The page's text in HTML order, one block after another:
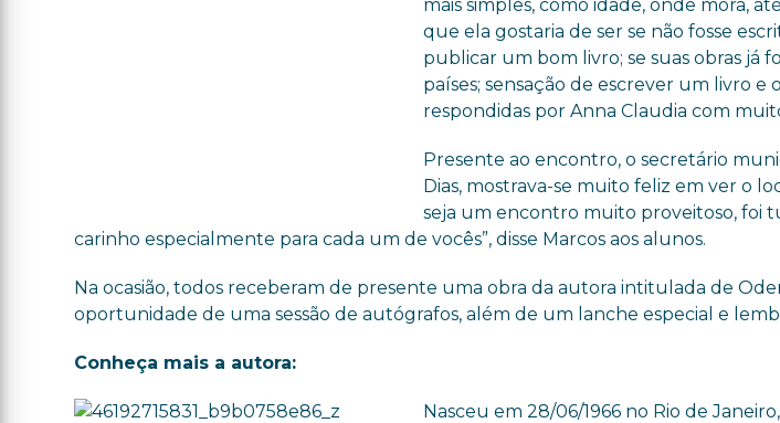
mais simples, como idade, onde mora,
que ela gostaria de ser se não fosse
publicar um bom livro; se suas obras já
países; sensação de escrever um livro
respondidas por Anna Claudia com
Presente ao encontro, o secretário
Dias, mostrava-se muito feliz em ver o
seja um encontro muito proveitoso, foi
carinho especialmente para cada um de vocês”, disse Marcos aos alunos.
Na ocasião, todos receberam de presente uma obra da autora intitulada de
oportunidade de uma sessão de autógrafos, além de um lanche especial e
Conheça mais a autora:
Nasceu em 28/06/1966 no Rio de